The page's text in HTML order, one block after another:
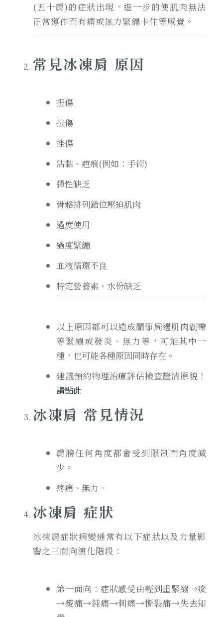
(五十肩)的症狀出現，進一步的使肌肉無法
正常運作而有痛或無力緊繃卡住等感覺。
常見冰凍肩 原因
扭傷
拉傷
挫傷
沾黏、疤痕(例如：手術)
彈性缺乏
骨骼排列錯位壓迫肌肉
過度使用
過度緊繃
血液循環不良
特定營養素、水份缺乏
以上原因都可以造成關節周邊肌肉韌帶
等緊繃或發炎、無力等，可能其中一
種，也可能各種原因同時存在。
建議預約物理治療評估檢查釐清原貌！
請點此
冰凍肩 常見情況
肩膀任何角度都會受到限制而角度減
少。
疼痛、無力 。
冰凍肩 症狀
冰凍肩症狀病變通常有以下症狀以及力量影
響之三面向演化階段：
第一面向：症狀感受由輕到重緊繃→痠
→痠痛→鈍痛→刺痛→撕裂痛→失去知